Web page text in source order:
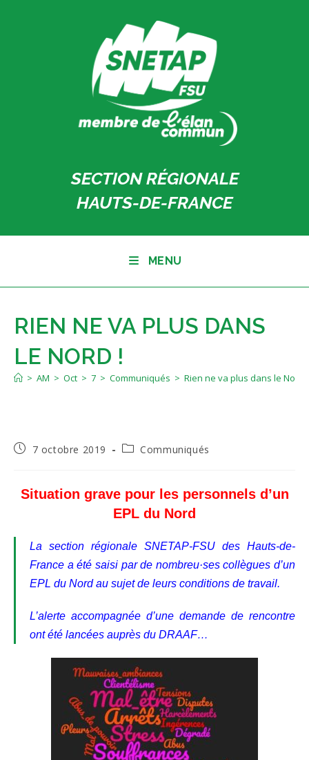
SECTION RÉGIONALE
HAUTS-DE-FRANCE
MENU
RIEN NE VA PLUS DANS
LE NORD !
> AM > Oct > 7 > Communiqués > Rien ne va plus dans le Nord !
Publication
7 octobre 2019
PostCommuniqués
Situation grave pour les personnels d’un
EPL du Nord
La section régionale SNETAP-FSU des Hauts-de-
France a été saisi par de nombreu·ses collègues d’un
EPL du Nord au sujet de leurs conditions de travail.
L’alerte accompagnée d’une demande de rencontre
ont été lancées auprès du DRAAF…